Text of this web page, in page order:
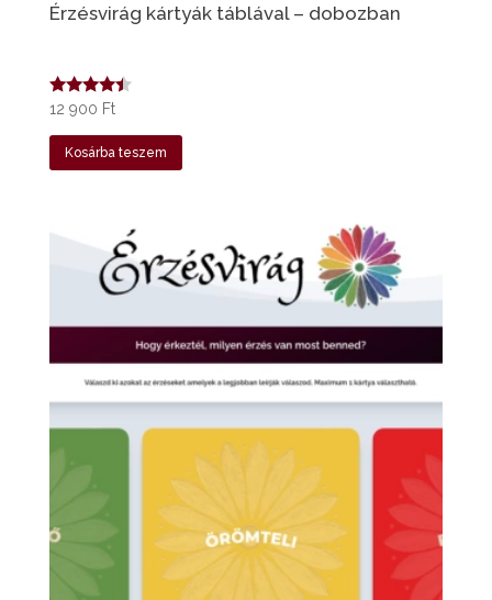
Érzésvirág kártyák táblával – dobozban
Értékelés:
/ 5
12 900 Ft
Kosárba teszem